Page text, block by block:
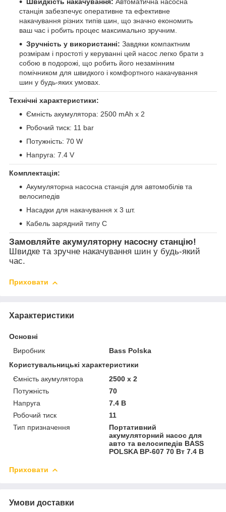
Швидкість накачування: Автоматична насосна
станція забезпечує оперативне та ефективне
накачування різних типів шин, що значно економить
ваш час і робить процес максимально зручним.
Зручність у використанні: Завдяки компактним
розмірам і простоті у керуванні цей насос легко брати з
собою в подорожі, що робить його незамінним
помічником для швидкого і комфортного накачування
шин у будь-яких умовах.
Технічні характеристики:
Ємність акумулятора: 2500 mAh x 2
Робочий тиск: 11 bar
Потужність: 70 W
Напруга: 7.4 V
Комплектація:
Акумуляторна насосна станція для автомобілів та
велосипедів
Насадки для накачування x 3 шт.
Кабель зарядний типу C
Замовляйте акумуляторну насосну станцію!
Швидке та зручне накачування шин у будь-який
час.
Приховати
Характеристики
Основні
Виробник
Bass Polska
Користувальницькі характеристики
Ємність акумулятора
2500 x 2
Потужність
70
Напруга
7.4 В
Робочий тиск
11
Тип призначення
Портативний
акумуляторний насос для
авто та велосипедів BASS
POLSKA BP-607 70 Вт 7.4 В
Приховати
Умови доставки